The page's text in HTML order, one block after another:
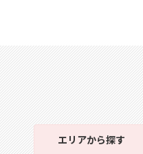
エリアから探す